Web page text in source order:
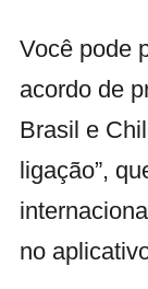
Você pode
acordo de
Brasil e
ligação”,
no